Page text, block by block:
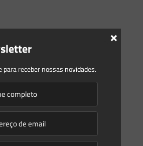
para receber nossas novidades.
×